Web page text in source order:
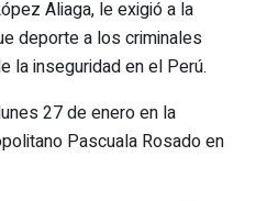
Aliaga, le exigió a la
deporte a los criminales
la inseguridad en el Perú.
27 de enero en la
Pascuala Rosado en